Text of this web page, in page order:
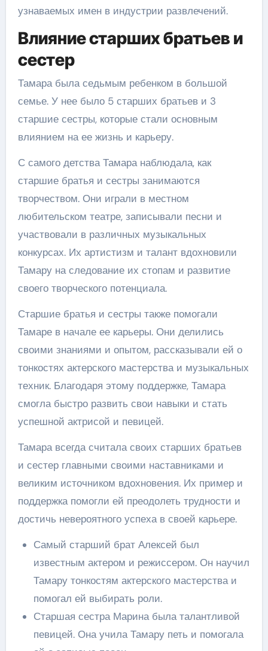
узнаваемых имен в индустрии развлечений.
Влияние старших братьев и
сестер
Тамара была седьмым ребенком в большой
семье. У нее было 5 старших братьев и 3
старшие сестры, которые стали основным
влиянием на ее жизнь и карьеру.
С самого детства Тамара наблюдала, как
старшие братья и сестры занимаются
творчеством. Они играли в местном
любительском театре, записывали песни и
участвовали в различных музыкальных
конкурсах. Их артистизм и талант вдохновили
Тамару на следование их стопам и развитие
своего творческого потенциала.
Старшие братья и сестры также помогали
Тамаре в начале ее карьеры. Они делились
своими знаниями и опытом, рассказывали ей о
тонкостях актерского мастерства и музыкальных
техник. Благодаря этому поддержке, Тамара
смогла быстро развить свои навыки и стать
успешной актрисой и певицей.
Тамара всегда считала своих старших братьев
и сестер главными своими наставниками и
великим источником вдохновения. Их пример и
поддержка помогли ей преодолеть трудности и
достичь невероятного успеха в своей карьере.
Самый старший брат Алексей был
известным актером и режиссером. Он научил
Тамару тонкостям актерского мастерства и
помогал ей выбирать роли.
Старшая сестра Марина была талантливой
певицей. Она учила Тамару петь и помогала